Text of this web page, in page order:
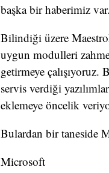
başka bir haberimiz var.
Bilindiği üzere
uygun modulleri
getirmeye çalışıyoruz.
servis verdiği
eklemeye öncelik
Bulardan bir taneside
Microsoft